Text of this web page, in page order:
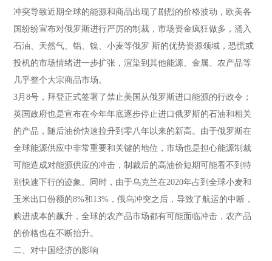
冲突导致近期全球的能源和商品出现了剧烈的价格波动，欧美各
国纷纷宣布对俄罗斯进行严厉的制裁，市场资金疯狂做多，涌入
石油、天然气、铝、镍、小麦等俄罗 斯的优势资源领域，恐慌或
投机的市场情绪进一步扩张，渲染到其他能源、金属、农产品等
几乎整个大宗商品市场。
3月8号，拜登正式签署了禁止美国从俄罗斯进口能源的行政令；
英国政府也是宣布在今年年底逐步停止进口俄罗斯的石油和相关
的产品，随后油价快速拉升到零八年以来的新高。由于俄罗斯在
全球能源供应中非常重要和关键的地位，市场也是担心能源制裁
可能造成对能源供应的冲击，制裁后的高油价短期可能看不到特
别快速下行的迹象。同时，由于乌克兰在2020年占到全球小麦和
玉米出口份额的8%和13%，俄乌冲突之后，导致了航运的中断，
购进成本的飙升，全球的农产品市场都有可能面临冲击，农产品
的价格也在不断抬升。
二、对中国经济的影响